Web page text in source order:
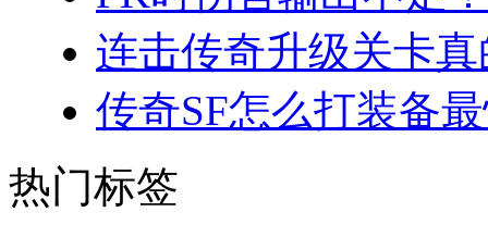
连击传奇升级关卡
传奇SF怎么打装备
热门标签